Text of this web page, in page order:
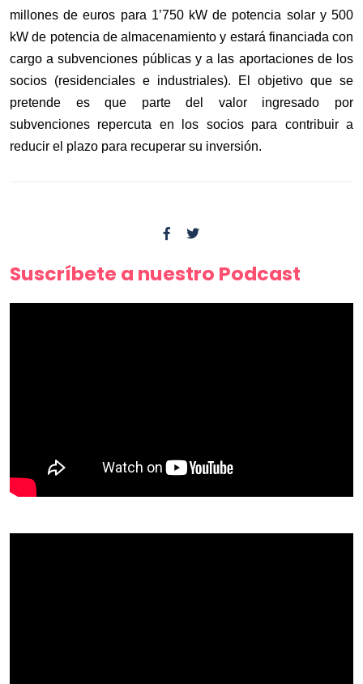
millones de euros para 1’750 kW de potencia solar y 500
kW de potencia de almacenamiento y estará financiada con
cargo a subvenciones públicas y a las aportaciones de los
socios (residenciales e industriales). El objetivo que se
pretende es que parte del valor ingresado por
subvenciones repercuta en los socios para contribuir a
reducir el plazo para recuperar su inversión.
Suscríbete a nuestro Podcast